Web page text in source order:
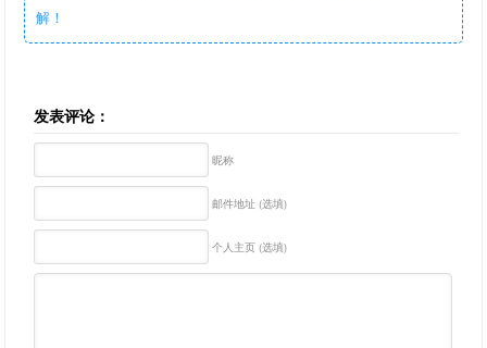
解！
发表评论：
昵称
邮件地址 (选填)
个人主页 (选填)